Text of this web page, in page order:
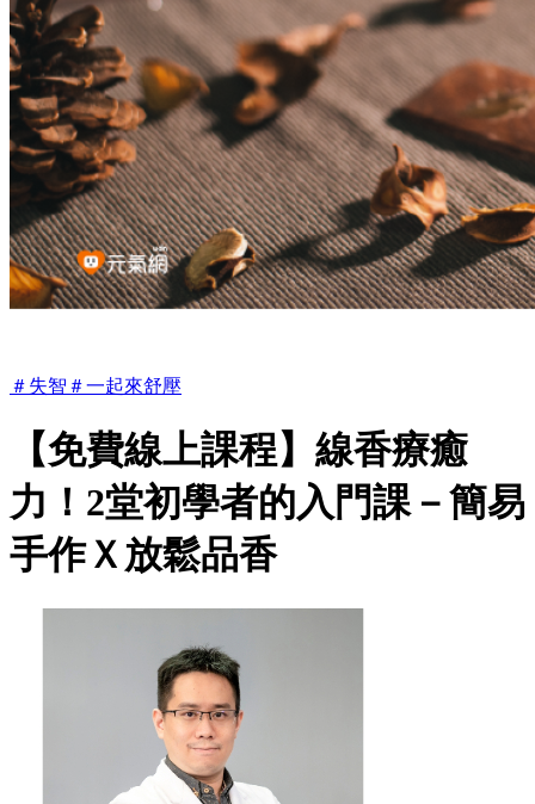
＃ 失智 ＃一起來舒壓
【免費線上課程】線香療癒
力！2堂初學者的入門課－簡易
手作Ｘ放鬆品香